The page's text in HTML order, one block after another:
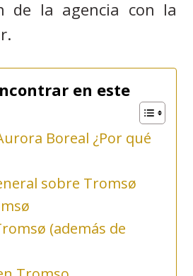
de la agencia con la
en este
Boreal ¿Por qué
sobre Tromsø
(además de